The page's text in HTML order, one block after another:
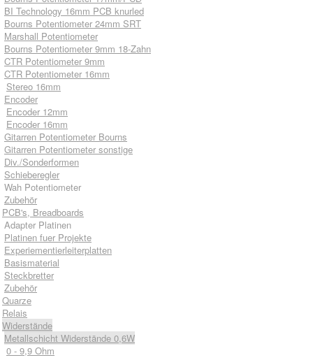
BI Technology 16mm PCB knurled
Bourns Potentiometer 24mm SRT
Marshall Potentiometer
Bourns Potentiometer 9mm 18-Zahn
CTR Potentiometer 9mm
CTR Potentiometer 16mm
Stereo 16mm
Encoder
Encoder 12mm
Encoder 16mm
Gitarren Potentiometer Bourns
Gitarren Potentiometer sonstige
Div./Sonderformen
Schieberegler
Wah Potentiometer
Zubehör
PCB's, Breadboards
Adapter Platinen
Platinen fuer Projekte
Experiementierleiterplatten
Basismaterial
Steckbretter
Zubehör
Quarze
Relais
Widerstände
Metallschicht Widerstände 0,6W
0 - 9,9 Ohm